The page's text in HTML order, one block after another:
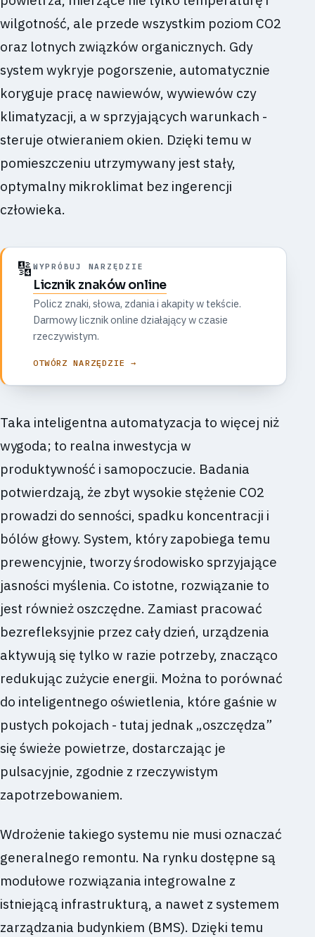
wilgotność, ale przede wszystkim poziom CO2
oraz lotnych związków organicznych. Gdy
system wykryje pogorszenie, automatycznie
koryguje pracę nawiewów, wywiewów czy
klimatyzacji, a w sprzyjających warunkach -
steruje otwieraniem okien. Dzięki temu w
pomieszczeniu utrzymywany jest stały,
optymalny mikroklimat bez ingerencji
człowieka.
🔢 WYPRÓBUJ NARZĘDZIE
Licznik znaków online
Policz znaki, słowa, zdania i akapity w tekście.
Darmowy licznik online działający w czasie
rzeczywistym.
OTWÓRZ NARZĘDZIE →
Taka inteligentna automatyzacja to więcej niż
wygoda; to realna inwestycja w
produktywność i samopoczucie. Badania
potwierdzają, że zbyt wysokie stężenie CO2
prowadzi do senności, spadku koncentracji i
bólów głowy. System, który zapobiega temu
prewencyjnie, tworzy środowisko sprzyjające
jasności myślenia. Co istotne, rozwiązanie to
jest również oszczędne. Zamiast pracować
bezrefleksyjnie przez cały dzień, urządzenia
aktywują się tylko w razie potrzeby, znacząco
redukując zużycie energii. Można to porównać
do inteligentnego oświetlenia, które gaśnie w
pustych pokojach - tutaj jednak „oszczędza”
się świeże powietrze, dostarczając je
pulsacyjnie, zgodnie z rzeczywistym
zapotrzebowaniem.
Wdrożenie takiego systemu nie musi oznaczać
generalnego remontu. Na rynku dostępne są
modułowe rozwiązania integrowalne z
istniejącą infrastrukturą, a nawet z systemem
zarządzania budynkiem (BMS). Dzięki temu